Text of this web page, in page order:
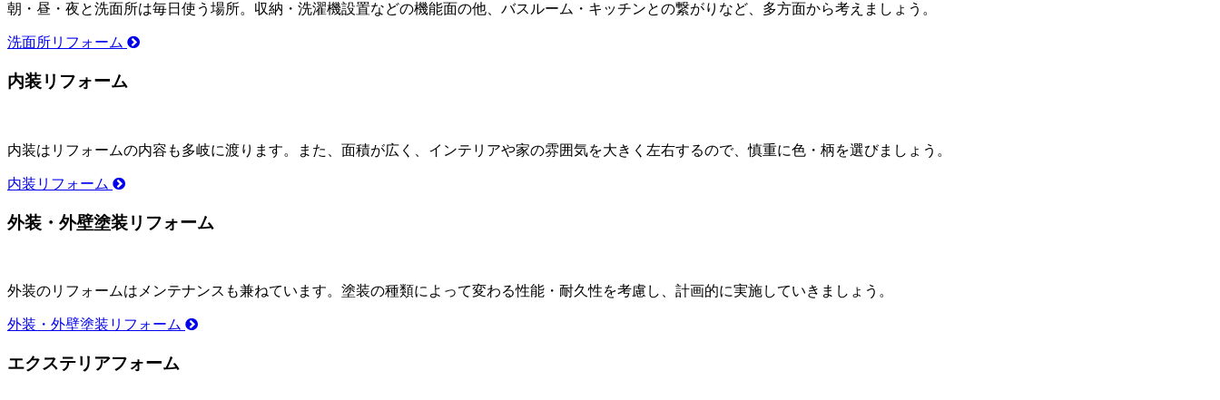
朝・昼・夜と洗面所は毎日使う場所。収納・洗濯機設置などの機能面の他、バスルーム・キッチンとの繋がりなど、多方面から考えましょう。
洗面所リフォーム
内装リフォーム
内装はリフォームの内容も多岐に渡ります。また、面積が広く、インテリアや家の雰囲気を大きく左右するので、慎重に色・柄を選びましょう。
内装リフォーム
外装・外壁塗装リフォーム
外装のリフォームはメンテナンスも兼ねています。塗装の種類によって変わる性能・耐久性を考慮し、計画的に実施していきましょう。
外装・外壁塗装リフォーム
エクステリアフォーム